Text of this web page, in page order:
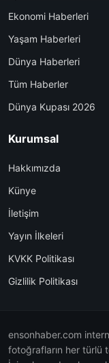
Ekonomi Haberleri
Yaşam Haberleri
Dünya Haberleri
Tüm Haberler
Dünya Kupası 2026
Kurumsal
Hakkımızda
Künye
İletişim
Yayın İlkeleri
KVKK Politikası
Gizlilik Politikası
ensonhaber.com
fotoğrafların her türlü